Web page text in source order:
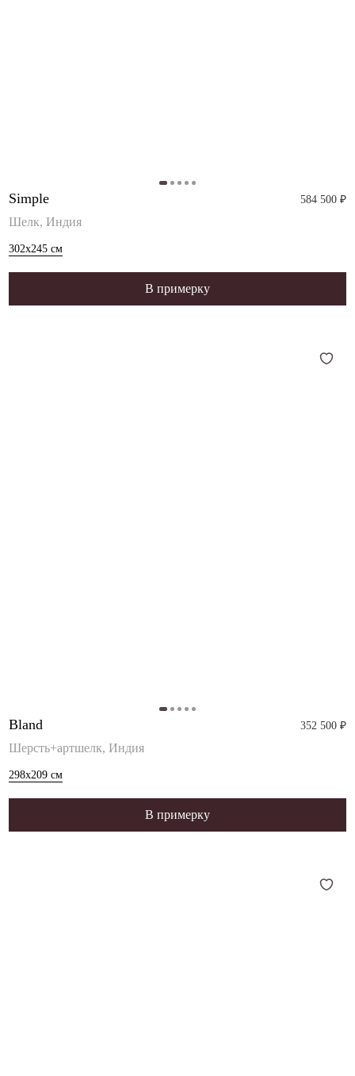
Simple 584 500 ₽
Шелк, Индия
302x245 см
В примерку
Bland 352 500 ₽
Шерсть+артшелк, Индия
298x209 см
В примерку